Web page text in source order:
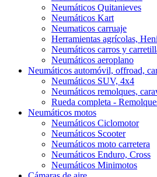
Neumáticos Quitanieves
Neumáticos Kart
Neumaticos carruaje
Herramientas agrícolas,
Neumáticos carros y
Neumáticos aeroplano
Neumáticos automóvil, offroad,
Neumáticos SUV, 4x4
Neumáticos remolques,
Rueda completa -
Neumáticos motos
Neumáticos Ciclomotor
Neumáticos Scooter
Neumáticos moto carretera
Neumáticos Enduro, Cross
Neumáticos Minimotos